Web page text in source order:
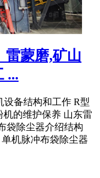
雷蒙磨,矿山
...
设备结构和工作 R型
机的维护保养 山东雷
袋除尘器介绍结构
机脉冲布袋除尘器